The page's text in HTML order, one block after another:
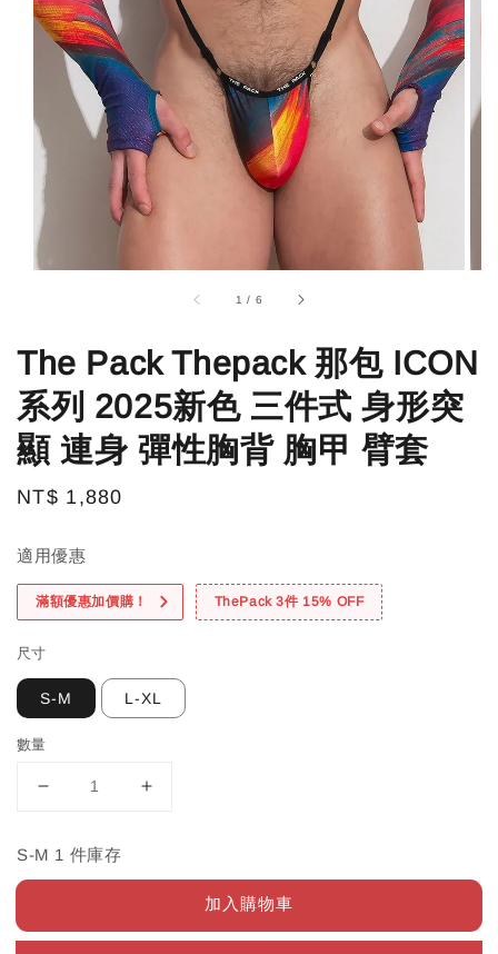
1 / 6
The Pack Thepack 那包 ICON
系列 2025新色 三件式 身形突
顯 連身 彈性胸背 胸甲 臂套
Regular
NT$ 1,880
適用優惠
滿額優惠加價購！ ThePack 3件 15% OFF
尺寸
S-M L-XL
數量
S-M 1 件庫存
加入購物車